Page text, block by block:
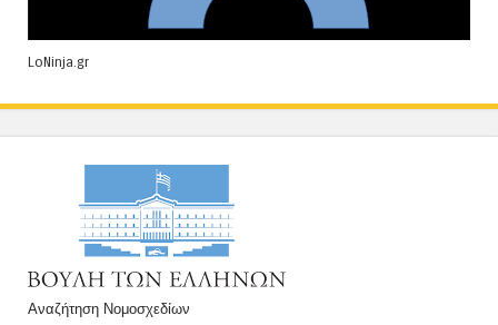
LoNinja.gr
Αναζήτηση Νομοσχεδίων